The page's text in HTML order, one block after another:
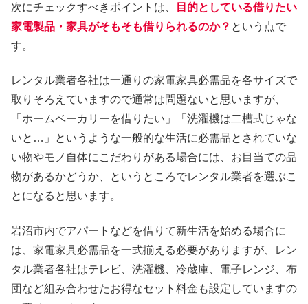
次にチェックすべきポイントは、
目的としている借りたい
家電製品・家具がそもそも借りられるのか？ という点で
す。
レンタル業者各社は一通りの家電家具必需品を各サイズで
取りそろえていますので通常は問題ないと思いますが、
「ホームベーカリーを借りたい」「洗濯機は二槽式じゃな
いと…」というような一般的な生活に必需品とされていな
い物やモノ自体にこだわりがある場合には、お目当ての品
物があるかどうか、というところでレンタル業者を選ぶこ
とになると思います。
岩沼市内でアパートなどを借りて新生活を始める場合に
は、家電家具必需品を一式揃える必要がありますが、レン
タル業者各社はテレビ、洗濯機、冷蔵庫、電子レンジ、布
団など組み合わせたお得なセット料金も設定していますの